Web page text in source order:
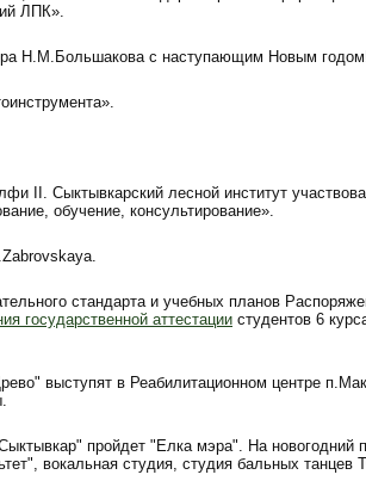
ЛПК».
Н.М.Большакова с наступающим Новым
II. Сыктывкарский лесной институт
обучение, консультирование».
стандарта и учебных планов
государственной аттестации студентов 6
выступят в Реабилитационном центре
пройдет "Елка мэра". На новогодний
вокальная студия, студия бальных